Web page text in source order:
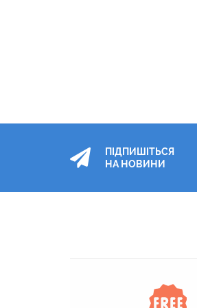
ПІДПИШІТЬСЯ
НА НОВИНИ